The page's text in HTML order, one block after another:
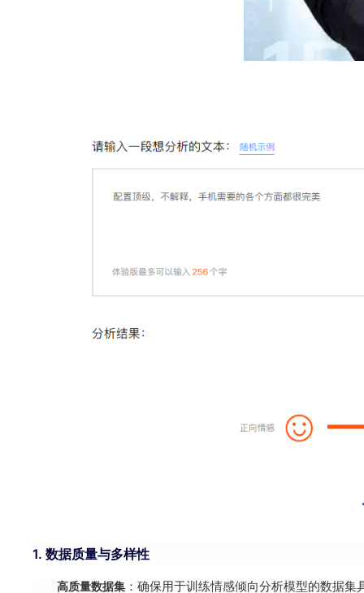
1. 数据质量与多样性
高质量数据集 ：确保用于训练情感倾向分析模型的数据